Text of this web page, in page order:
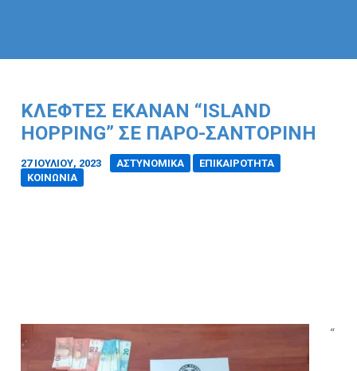
ΚΛΕΦΤΕΣ ΕΚΑΝΑΝ “ISLAND
HOPPING” ΣΕ ΠΑΡΟ-ΣΑΝΤΟΡΙΝΗ
27 ΙΟΥΛΊΟΥ, 2023 ΑΣΤΥΝΟΜΙΚΑ
ΕΠΙΚΑΙΡΟΤΗΤΑ
ΚΟΙΝΩΝΙΑ
“